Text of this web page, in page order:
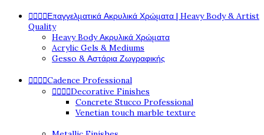
Επαγγελματικά Ακρυλικά Χρώματα | Heavy Body & Artist
Quality
Heavy Body Ακρυλικά Χρώματα
Acrylic Gels & Mediums
Gesso & Αστάρια Ζωγραφικής
Cadence Professional
Decorative Finishes
Concrete Stucco Professional
Venetian touch marble texture